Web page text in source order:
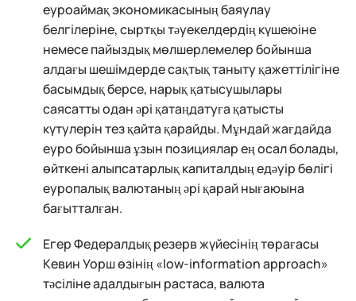
еуроаймақ экономикасының баяулау
белгілеріне, сыртқы тәуекелдердің күшеюіне
немесе пайыздық мөлшерлемелер бойынша
алдағы шешімдерде сақтық таныту қажеттілігіне
басымдық берсе, нарық қатысушылары
саясатты одан әрі қатаңдатуға қатысты
күтулерін тез қайта қарайды. Мұндай жағдайда
еуро бойынша ұзын позициялар ең осал болады,
өйткені алыпсатарлық капиталдың едәуір бөлігі
еуропалық валютаның әрі қарай нығаюына
бағытталған.
Егер Федералдық резерв жүйесінің төрағасы
Кевин Уорш өзінің «low-information approach»
тәсіліне адалдығын растаса, валюта